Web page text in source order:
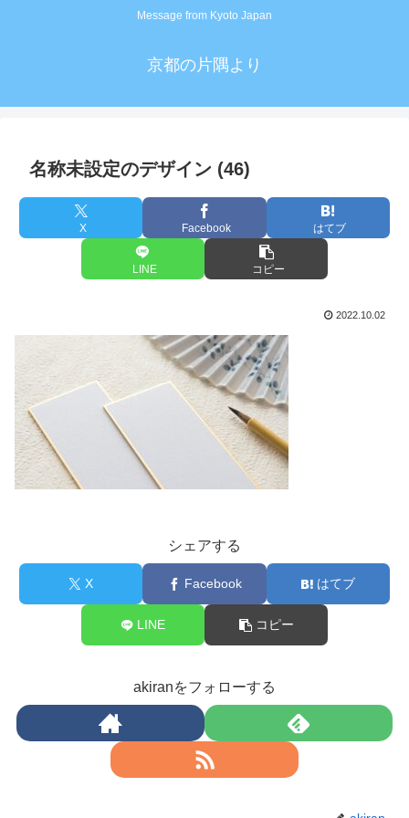
Message from Kyoto Japan
京都の片隅より
名称未設定のデザイン (46)
X Facebook はてブ
LINE コピー
2022.10.02
シェアする
X Facebook はてブ
LINE コピー
akiranをフォローする